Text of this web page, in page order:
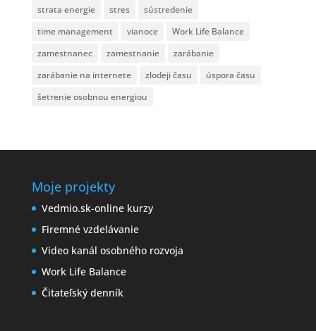
strata energie
stres
sústredenie
time management
vianoce
Work Life Balance
zamestnanec
zamestnanie
zarábanie
zarábanie na internete
zlodeji času
úspora času
šetrenie osobnou energiou
Moje projekty
Vedmio.sk-online kurzy
Firemné vzdelávanie
Video kanál osobného rozvoja
Work Life Balance
Čitateľský denník